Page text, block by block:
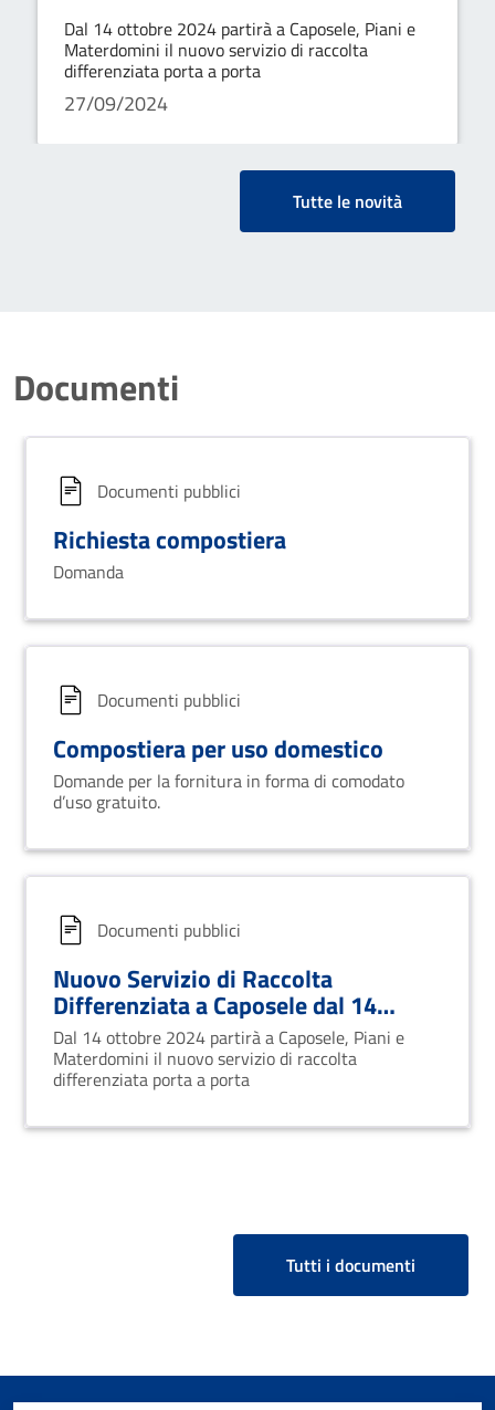
Ottobre 2024
Dal 14 ottobre 2024 partirà a Caposele, Piani e
Materdomini il nuovo servizio di raccolta
differenziata porta a porta
27/09/2024
Tutte le novità
Documenti
Documenti pubblici
Richiesta compostiera
Domanda
Documenti pubblici
Compostiera per uso domestico
Domande per la fornitura in forma di comodato
d’uso gratuito.
Documenti pubblici
Nuovo Servizio di Raccolta
Differenziata a Caposele dal 14
Ottobre 2024
Dal 14 ottobre 2024 partirà a Caposele, Piani e
Materdomini il nuovo servizio di raccolta
differenziata porta a porta
Tutti i documenti